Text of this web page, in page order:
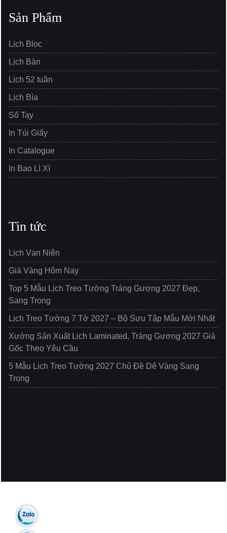
Sản Phẩm
Lịch Bloc
Lịch Bàn
Lịch 52 tuần
Lịch Bìa
Sổ Tay
In Túi Giấy
In Catalogue
In Bao Lì Xì
Tin tức
Lịch Vạn Niên
Giá Vàng Hôm Nay
Top 5 Mẫu Lịch Treo Tường Tráng Gương 2027 Đẹp,
Sang Trọng
Lịch Treo Tường 7 Tờ 2027 – Bộ Sưu Tập Mẫu Mới Nhất
Xưởng Sản Xuất Lịch Laminated, Tráng Gương 2027 Giá
Gốc Theo Yêu Cầu
5 Mẫu Lịch Treo Tường 2027 Chủ Đề Dê Vàng Sang
Trọng